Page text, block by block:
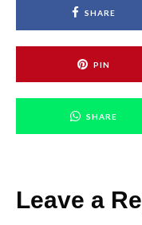
SHARE
PIN
SHARE
Leave a